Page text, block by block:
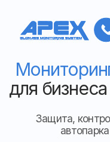
для бизнеса
Защита, контроль и
Запросить